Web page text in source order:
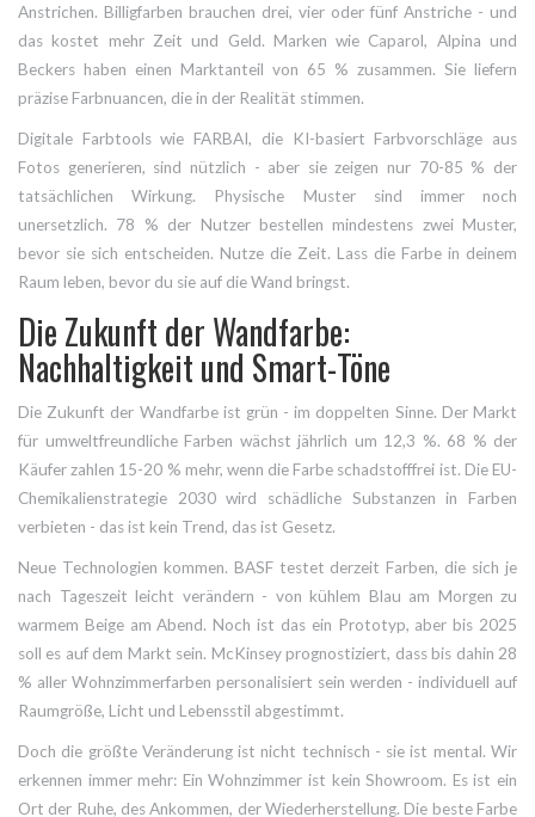
Anstrichen. Billigfarben brauchen drei, vier oder fünf Anstriche - und
das kostet mehr Zeit und Geld. Marken wie Caparol, Alpina und
Beckers haben einen Marktanteil von 65 % zusammen. Sie liefern
präzise Farbnuancen, die in der Realität stimmen.
Digitale Farbtools wie FARBAI, die KI-basiert Farbvorschläge aus
Fotos generieren, sind nützlich - aber sie zeigen nur 70-85 % der
tatsächlichen Wirkung. Physische Muster sind immer noch
unersetzlich. 78 % der Nutzer bestellen mindestens zwei Muster,
bevor sie sich entscheiden. Nutze die Zeit. Lass die Farbe in deinem
Raum leben, bevor du sie auf die Wand bringst.
Die Zukunft der Wandfarbe:
Nachhaltigkeit und Smart-Töne
Die Zukunft der Wandfarbe ist grün - im doppelten Sinne. Der Markt
für umweltfreundliche Farben wächst jährlich um 12,3 %. 68 % der
Käufer zahlen 15-20 % mehr, wenn die Farbe schadstofffrei ist. Die EU-
Chemikalienstrategie 2030 wird schädliche Substanzen in Farben
verbieten - das ist kein Trend, das ist Gesetz.
Neue Technologien kommen. BASF testet derzeit Farben, die sich je
nach Tageszeit leicht verändern - von kühlem Blau am Morgen zu
warmem Beige am Abend. Noch ist das ein Prototyp, aber bis 2025
soll es auf dem Markt sein. McKinsey prognostiziert, dass bis dahin 28
% aller Wohnzimmerfarben personalisiert sein werden - individuell auf
Raumgröße, Licht und Lebensstil abgestimmt.
Doch die größte Veränderung ist nicht technisch - sie ist mental. Wir
erkennen immer mehr: Ein Wohnzimmer ist kein Showroom. Es ist ein
Ort der Ruhe, des Ankommen, der Wiederherstellung. Die beste Farbe